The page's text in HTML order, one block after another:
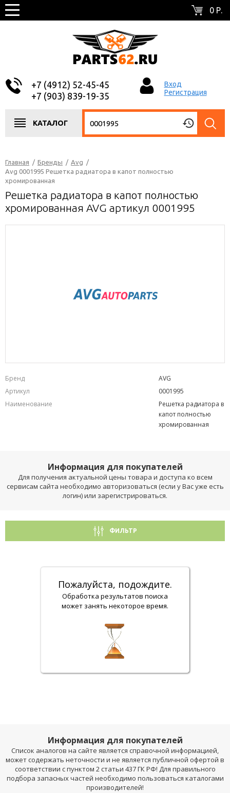
0 Р.
+7 (4912) 52-45-45
+7 (903) 839-19-35
Вход
Регистрация
КАТАЛОГ
Главная / Бренды / Avg /
Avg 0001995 Решетка радиатора в капот полностью
хромированная
Решетка радиатора в капот полностью
хромированная AVG артикул 0001995
Бренд
AVG
Артикул
0001995
Наименование
Решетка радиатора в
капот полностью
хромированная
Информация для покупателей
Для получения актуальной цены товара и доступа ко всем
сервисам сайта необходимо авторизоваться (если у Вас уже есть
логин) или зарегистрироваться.
ФИЛЬТР
Пожалуйста, подождите.
Обработка результатов поиска
может занять некоторое время.
Информация для покупателей
Список аналогов на сайте является справочной информацией,
может содержать неточности и не является публичной офертой в
соответствии с пунктом 2 статьи 437 ГК РФ! Для правильного
подбора запасных частей необходимо пользоваться каталогами
производителей!